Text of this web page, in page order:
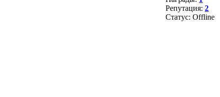
Репутация: 2
Статус: Offline